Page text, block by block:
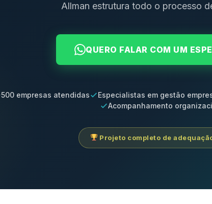
Allman estrutura todo o processo
QUERO FALAR COM UM
empresas atendidas Especialistas em gestão
Acompanhamento
Projeto completo de